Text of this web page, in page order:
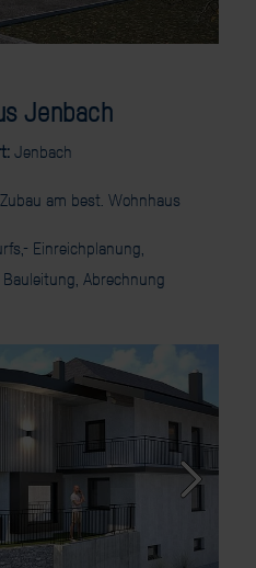
Jenbach
Jenbach
am best. Wohnhaus
Einreichplanung,
Abrechnung